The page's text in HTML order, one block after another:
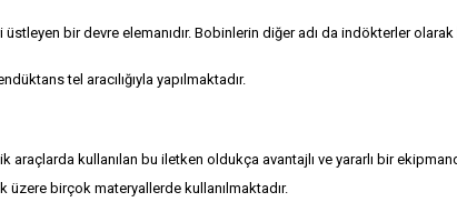
bir devre elemanıdır. Bobinlerin diğer adı da indökterler
tel aracılığıyla yapılmaktadır.
kullanılan bu iletken oldukça avantajlı ve yararlı bir
birçok materyallerde kullanılmaktadır.